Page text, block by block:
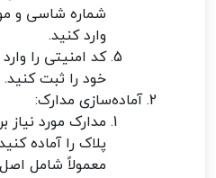
شماره شاسی و
وارد کنید.
کد امنیتی را
خود را ثبت کنید.
آماده‌سازی مدارک:
مدارک مورد نیاز
پلاک را آماده
معمولاً شامل